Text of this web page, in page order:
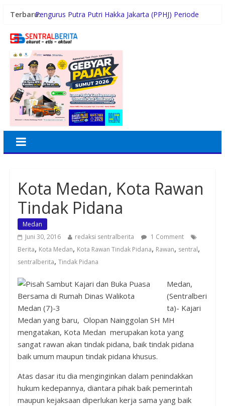
Terbaru:Pengurus Putra Putri Hakka Jakarta (PPHJ) Periode
Budaya dan Berkontribusi bagi Masyarakat
Hewan, KAI Logistik Layani Lebih dari 90 Ribu Hewan
Peliharaan pada Semester I 2026
Terima Audiensi BNKP, Gubernur Bobby Nasution
Paparkan Tiga Prioritas Pembangunan Kepulauan Nias
Swiss-Belhotel Rainforest: Oase Tropis di Tengah
Dinamika Sunset Road
Gugik.id Perkuat Infrastruktur IT Nasional Lewat
Kota Medan, Kota Rawan
Tindak Pidana
Medan
Juni 30, 2016
redaksi sentralberita
1 Comment
Berita, Kota Medan, Kota Rawan Tindak Pidana, Rawan, sentral,
sentralberita, Tindak Pidana
Medan,
(Sentralberi
ta)- Kajari
Medan yang baru, Olopan Nainggolan SH MH
mengatakan, Kota Medan merupakan kota yang
sangat rawan akan tindak pidana, baik tindak pidana
baik umum maupun tindak pidana khusus.
Atas dasar itu dia menginginkan dalam penindakkan
hukum kedepannya, diantara pihak baik pemerintah
maupun kejaksaan diperlukan kerja sama yang baik